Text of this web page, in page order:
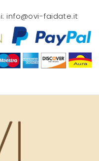
info@ovi-faidate.it